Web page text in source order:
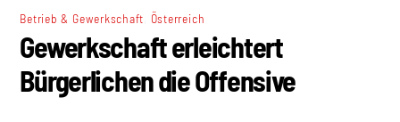
Betrieb & Gewerkschaft Österreich
Gewerkschaft erleichtert
Bürgerlichen die Offensive